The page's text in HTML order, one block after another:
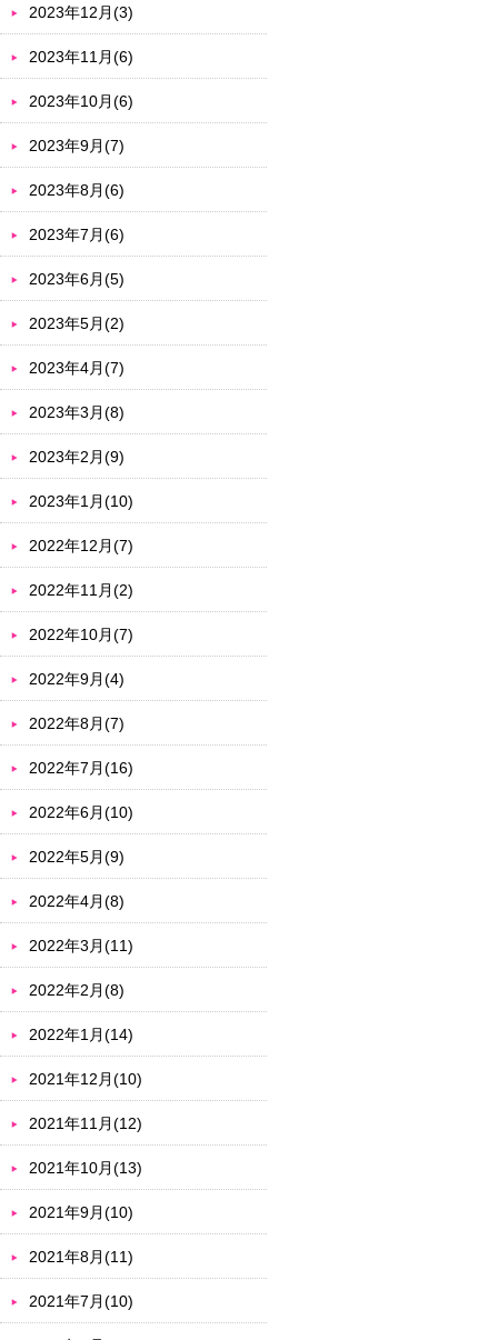
2023年12月(3)
2023年11月(6)
2023年10月(6)
2023年9月(7)
2023年8月(6)
2023年7月(6)
2023年6月(5)
2023年5月(2)
2023年4月(7)
2023年3月(8)
2023年2月(9)
2023年1月(10)
2022年12月(7)
2022年11月(2)
2022年10月(7)
2022年9月(4)
2022年8月(7)
2022年7月(16)
2022年6月(10)
2022年5月(9)
2022年4月(8)
2022年3月(11)
2022年2月(8)
2022年1月(14)
2021年12月(10)
2021年11月(12)
2021年10月(13)
2021年9月(10)
2021年8月(11)
2021年7月(10)